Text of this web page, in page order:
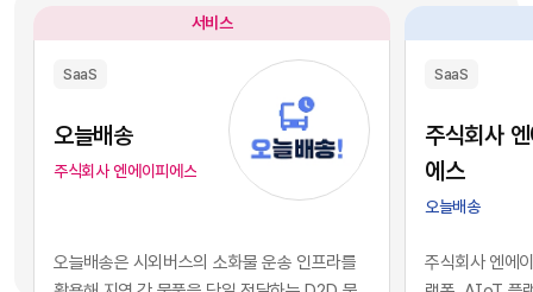
높이기 위해 도입한 수많은 소프트웨어들이 오히
려 전사적인 데이터의 흐름을 원천적으로 단절시
키는 부작용, 즉 'SaaS 파편화' 현상을 초래한 것
입니다. 각 부서가 자신의 목적에만 부합하는 솔루
션을 파편적으로 채택하고 운용함에 따라, 기업의
핵심 자산인 데이터는 서로 호환되지 않는 수백 개
의 개별 애플리케이션 서버 안에 고립되는 결과를
니다. 특정 부서 단위의 기능적 최적화나 개별 앱의
습니다. 이는
리 기업과 완벽
리즘과 추론
된 기술력과 개
현재의 AI 지
하게 거래되고
게 되었습니다.
다. 경쟁사가
서비스
SaaS
오늘배송
주식회사 엔에이피에스
오늘배송은 시외버스의 소화물 운송 인프라를
SaaS
주식회사
에스
오늘배송
주식회사 엔에